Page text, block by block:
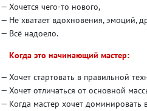
Хочется чего-то нового,
Не хватает вдохновения, эмоций,
Всё надоело.
Когда это начинающий мастер:
Хочет стартовать в правильной
Хочет отличаться от основной
Когда мастер хочет доминировать